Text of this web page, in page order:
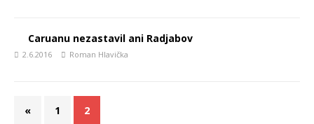
Caruanu nezastavil ani Radjabov
2.6.2016 Roman Hlavička
« 1 2